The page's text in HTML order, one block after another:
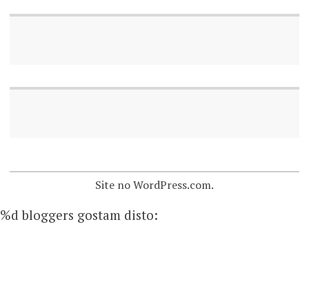
Site no WordPress.com.
%d bloggers gostam disto: